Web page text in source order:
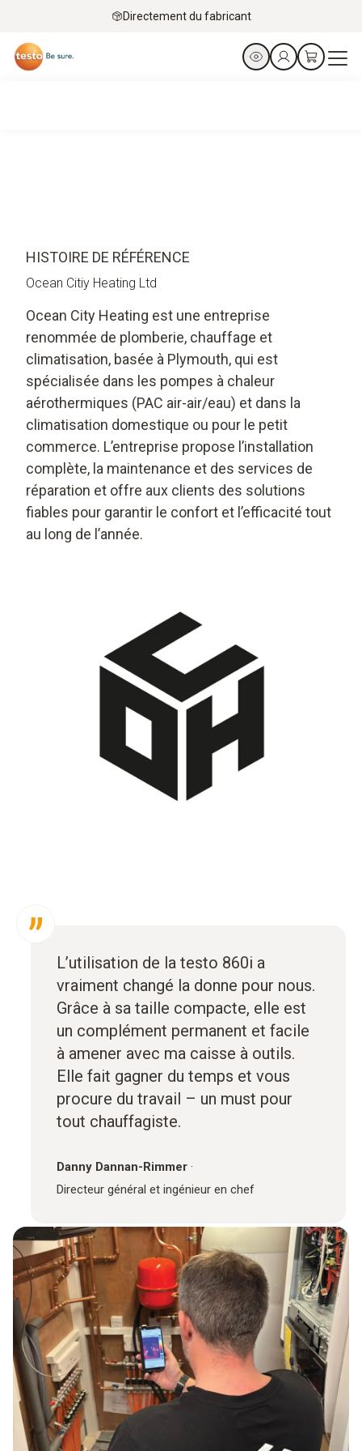
Directement du fabricant
HISTOIRE DE RÉFÉRENCE
Ocean Citiy Heating Ltd
Ocean City Heating est une entreprise
renommée de plomberie, chauffage et
climatisation, basée à Plymouth, qui est
spécialisée dans les pompes à chaleur
aérothermiques (PAC air-air/eau) et dans la
climatisation domestique ou pour le petit
commerce. L’entreprise propose l’installation
complète, la maintenance et des services de
réparation et offre aux clients des solutions
fiables pour garantir le confort et l’efficacité tout
au long de l’année.
L’utilisation de la testo 860i a
vraiment changé la donne pour nous.
Grâce à sa taille compacte, elle est
un complément permanent et facile
à amener avec ma caisse à outils.
Elle fait gagner du temps et vous
procure du travail – un must pour
tout chauffagiste.
Danny Dannan-Rimmer ·
Directeur général et ingénieur en chef